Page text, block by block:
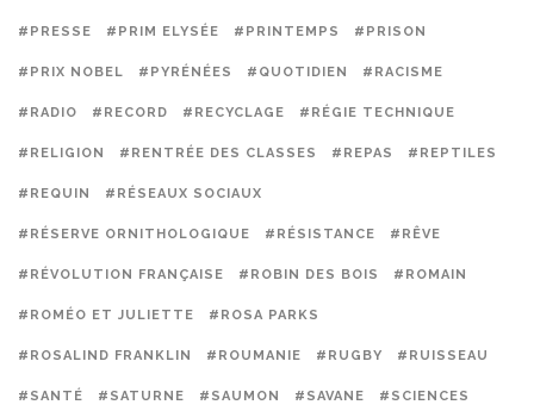
#PRESSE #PRIM ELYSÉE #PRINTEMPS #PRISON
#PRIX NOBEL #PYRÉNÉES #QUOTIDIEN #RACISME
#RADIO #RECORD #RECYCLAGE #RÉGIE TECHNIQUE
#RELIGION #RENTRÉE DES CLASSES #REPAS #REPTILES
#REQUIN #RÉSEAUX SOCIAUX
#RÉSERVE ORNITHOLOGIQUE #RÉSISTANCE #RÊVE
#RÉVOLUTION FRANÇAISE #ROBIN DES BOIS #ROMAIN
#ROMÉO ET JULIETTE #ROSA PARKS
#ROSALIND FRANKLIN #ROUMANIE #RUGBY #RUISSEAU
#SANTÉ #SATURNE #SAUMON #SAVANE #SCIENCES